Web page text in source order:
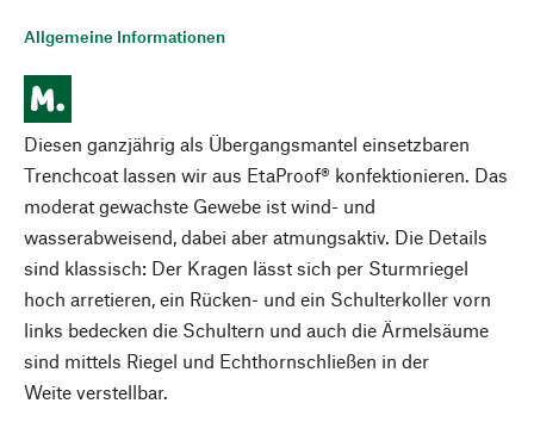
Allgemeine Informationen
Diesen ganzjährig als Übergangsmantel einsetzbaren
Trenchcoat lassen wir aus EtaProof® konfektionieren. Das
moderat gewachste Gewebe ist wind- und
wasserabweisend, dabei aber atmungsaktiv. Die Details
sind klassisch: Der Kragen lässt sich per Sturmriegel
hoch arretieren, ein Rücken- und ein Schulterkoller vorn
links bedecken die Schultern und auch die Ärmelsäume
sind mittels Riegel und Echthornschließen in der
Weite verstellbar.